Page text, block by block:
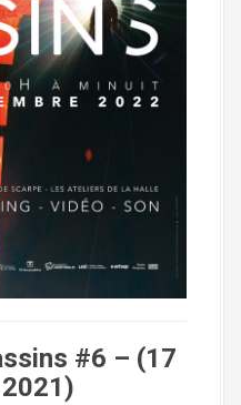
#6 – (17